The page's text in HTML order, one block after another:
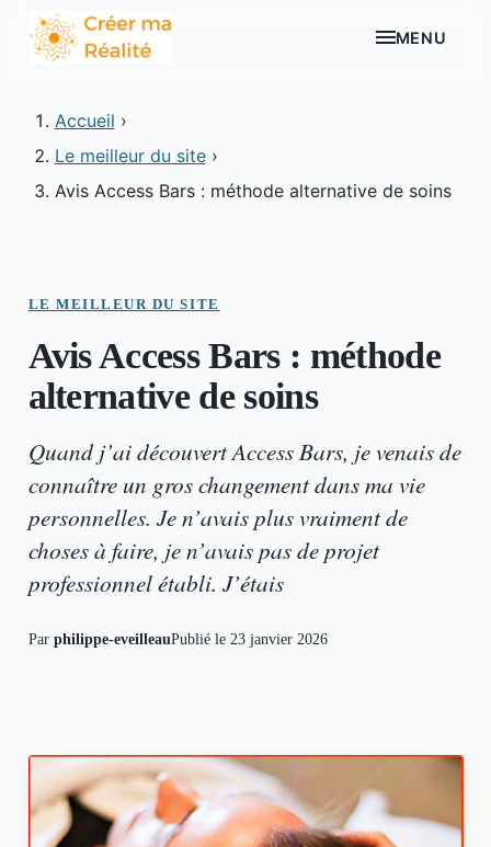
MENU
Accueil ›
Le meilleur du site ›
Avis Access Bars : méthode alternative de soins
LE MEILLEUR DU SITE
Avis Access Bars : méthode
alternative de soins
Quand j’ai découvert Access Bars, je venais de
connaître un gros changement dans ma vie
personnelles. Je n’avais plus vraiment de
choses à faire, je n’avais pas de projet
professionnel établi. J’étais
Par philippe-eveilleauPublié le 23 janvier 2026